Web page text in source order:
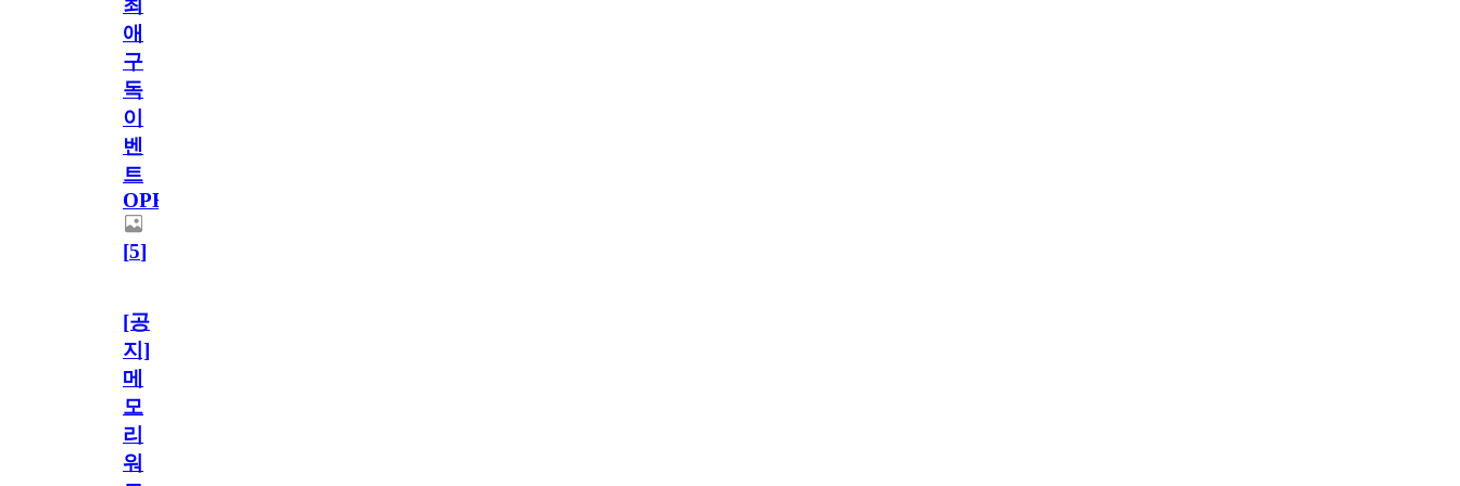
최
애
구
독
이
벤
트
OPEN!
[5]
[공
지]
메
모
리
워